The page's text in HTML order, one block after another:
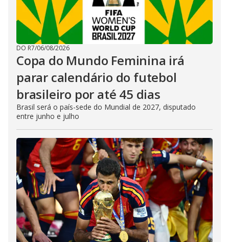
DO R7/06/08/2026
Copa do Mundo Feminina irá
parar calendário do futebol
brasileiro por até 45 dias
Brasil será o país-sede do Mundial de 2027, disputado
entre junho e julho